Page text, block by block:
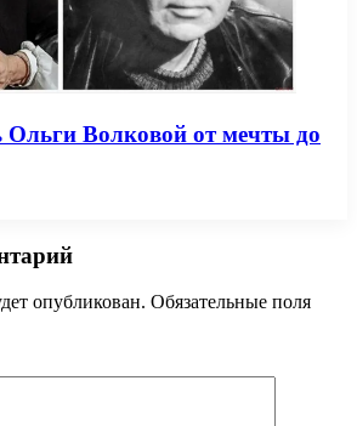
Ольги Волковой от мечты до
опубликован. Обязательные поля